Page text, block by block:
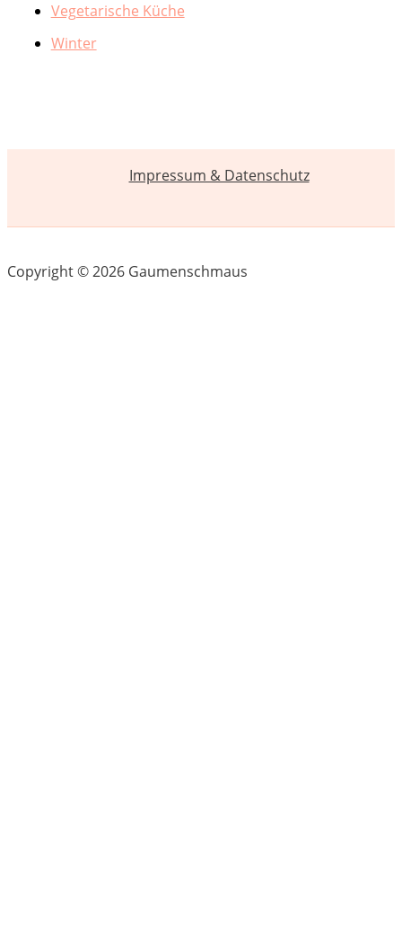
Vegetarische Küche
Winter
Impressum & Datenschutz
Copyright © 2026 Gaumenschmaus